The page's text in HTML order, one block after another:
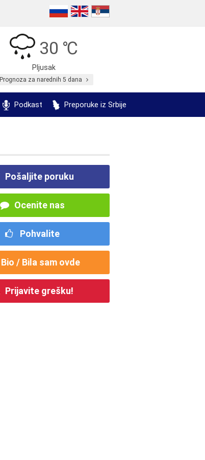
30 ℃
Pljusak
Prognoza za narednih 5 dana
Podkast Preporuke iz Srbije
Pošaljite poruku
Ocenite nas
Pohvalite
Bio / Bila sam ovde
Prijavite grešku!